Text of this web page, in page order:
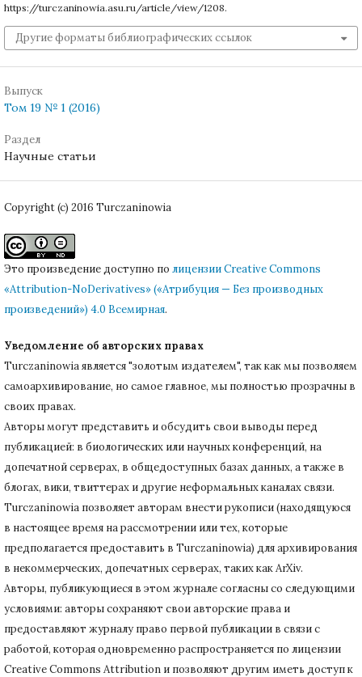
https://turczaninowia.asu.ru/article/view/1208.
Другие форматы библиографических ссылок
Выпуск
Том 19 № 1 (2016)
Раздел
Научные статьи
Copyright (c) 2016 Turczaninowia
Это произведение доступно по лицензии Creative Commons
«Attribution-NoDerivatives» («Атрибуция — Без производных
произведений») 4.0 Всемирная.
Уведомление об авторских правах
Turczaninowiа является "золотым издателем", так как мы позволяем
самоархивирование, но самое главное, мы полностью прозрачны в
своих правах.
Авторы могут представить и обсудить свои выводы перед
публикацией: в биологических или научных конференций, на
допечатной серверах, в общедоступных базах данных, а также в
блогах, вики, твиттерах и другие неформальных каналах связи.
Turczaninowiа позволяет авторам внести рукописи (находящуюся
в настоящее время на рассмотрении или тех, которые
предполагается предоставить в Turczaninowia) для архивирования
в некоммерческих, допечатных серверах, таких как ArXiv.
Авторы, публикующиеся в этом журнале согласны со следующими
условиями: авторы сохраняют свои авторские права и
предоставляют журналу право первой публикации в связи с
работой, которая одновременно распространяется по лицензии
Creative Commons Attribution и позволяют другим иметь доступ к